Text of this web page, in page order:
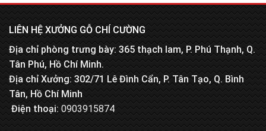
LIÊN HỆ XƯỞNG GỖ CHÍ CƯỜNG
Địa chỉ phòng trưng bày: 365 thạch lam, P. Phú Thạnh, Q.
Tân Phú, Hồ Chí Minh.
Địa chỉ Xưởng: 302/71 Lê Đình Cẩn, P. Tân Tạo, Q. Bình
Tân, Hồ Chí Minh
Điện thoại:0903915874